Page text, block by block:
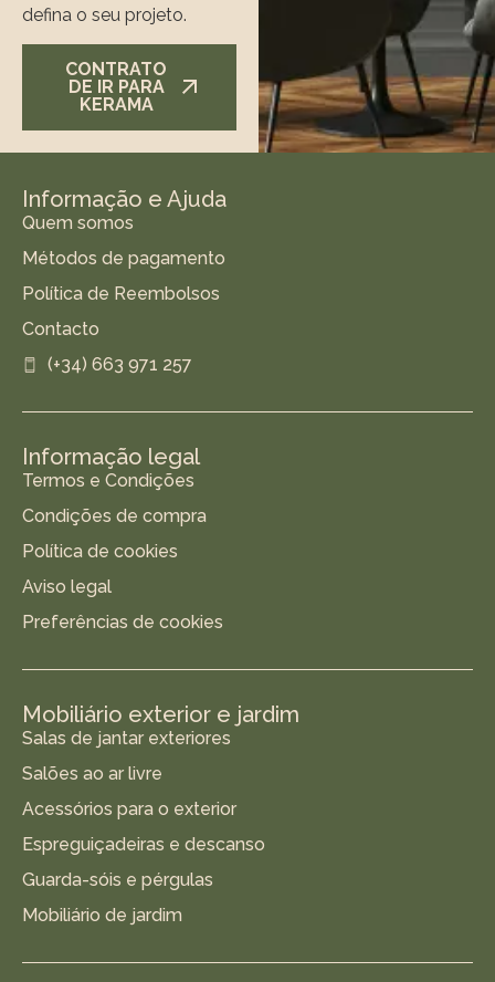
defina o seu projeto.
CONTRATO
DE IR PARA
KERAMA
Informação e Ajuda
Quem somos
Métodos de pagamento
Política de Reembolsos
Contacto
(+34) 663 971 257
Informação legal
Termos e Condições
Condições de compra
Política de cookies
Aviso legal
Preferências de cookies
Mobiliário exterior e jardim
Salas de jantar exteriores
Salões ao ar livre
Acessórios para o exterior
Espreguiçadeiras e descanso
Guarda-sóis e pérgulas
Mobiliário de jardim